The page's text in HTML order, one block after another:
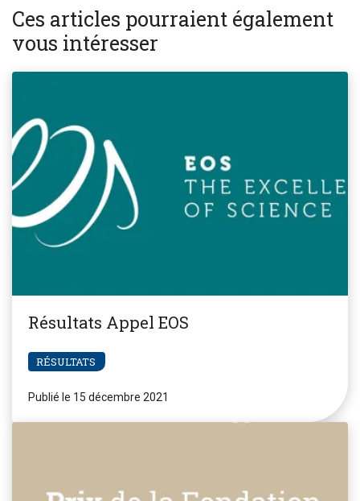
Ces articles pourraient également
vous intéresser
Résultats Appel EOS
RÉSULTATS
Publié le 15 décembre 2021